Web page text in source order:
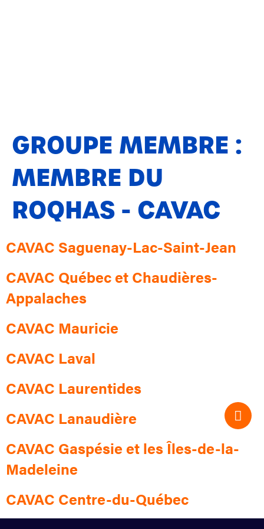
GROUPE MEMBRE :
MEMBRE DU
ROQHAS - CAVAC
CAVAC Saguenay-Lac-Saint-Jean
CAVAC Québec et Chaudières-
Appalaches
CAVAC Mauricie
CAVAC Laval
CAVAC Laurentides
CAVAC Lanaudière
CAVAC Gaspésie et les Îles-de-la-
Madeleine
CAVAC Centre-du-Québec